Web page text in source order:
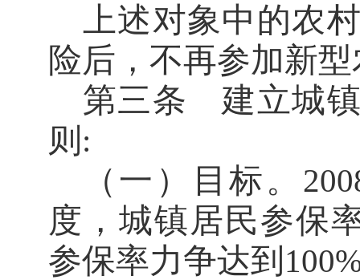
上述对象中的农
险后，不再参加新
第三条
建立城
则 :
（一）目标。
度，城镇居民参保
参保率力争达到